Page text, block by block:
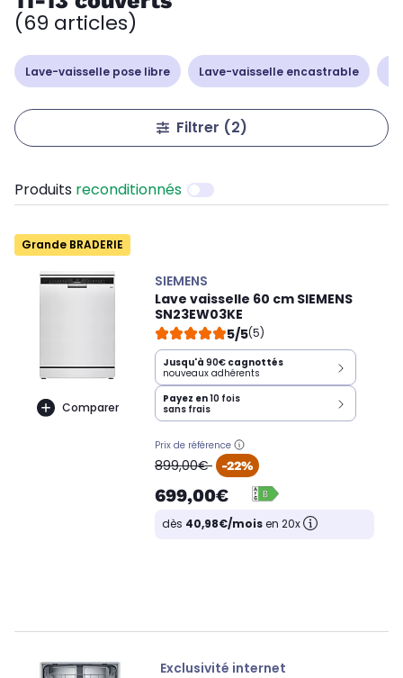
(69 articles)
Lave-vaisselle pose libre Lave-vaisselle encastrable
Filtrer (2)
Produits reconditionnés
Grande BRADERIE
Comparer
SIEMENS
Lave vaisselle 60 cm SIEMENS
SN23EW03KE
5/5(5)
Jusqu'à 90€ cagnottés
nouveaux adhérents
Payez en10 fois
sans frais
Prix de référence
oldPrice
899,00€ -22%
699,00€
dès 40,98€/moisen 20x
Exclusivité internet